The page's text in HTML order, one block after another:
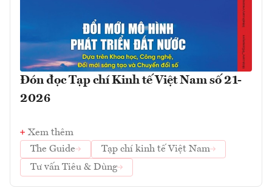
Đón đọc Tạp chí Kinh tế Việt Nam số 21-
2026
Xem thêm
The Guide
Tạp chí kinh tế Việt Nam
Tư vấn Tiêu & Dùng